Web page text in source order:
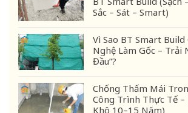
Sắc – Sát – Smart)
Vì Sao BT Smart Build
Nghệ Làm Gốc – Trải
Đầu”?
Chống Thấm Mái
Công Trình Thực Tế –
Khô 10–15 Năm)